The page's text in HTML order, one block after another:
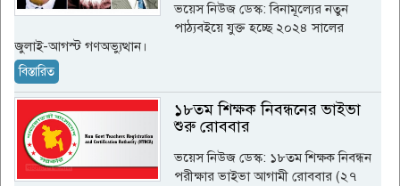
ভয়েস নিউজ ডেস্ক: বিনামূল্যের নতুন
পাঠ্যবইয়ে যুক্ত হচ্ছে ২০২৪ সালের
জুলাই-আগস্ট গণঅভ্যুত্থান।
বিস্তারিত
১৮তম শিক্ষক নিবন্ধনের ভাইভা
শুরু রোববার
ভয়েস নিউজ ডেস্ক: ১৮তম শিক্ষক নিবন্ধন
পরীক্ষার ভাইভা আগামী রোববার (২৭